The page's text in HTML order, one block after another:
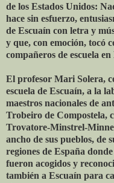
de los Estados Unidos:
hace sin esfuerzo,
de Escuaín con letra y
y que, con emoción, tocó
compañeros de escuela
El profesor Mari Solera,
escuela de Escuaín, a la
maestros nacionales de
Trobeiro de Compostela,
Trovatore-Minstrel-
ancho de sus pueblos, de
regiones de España
fueron acogidos y
también a Escuaín para